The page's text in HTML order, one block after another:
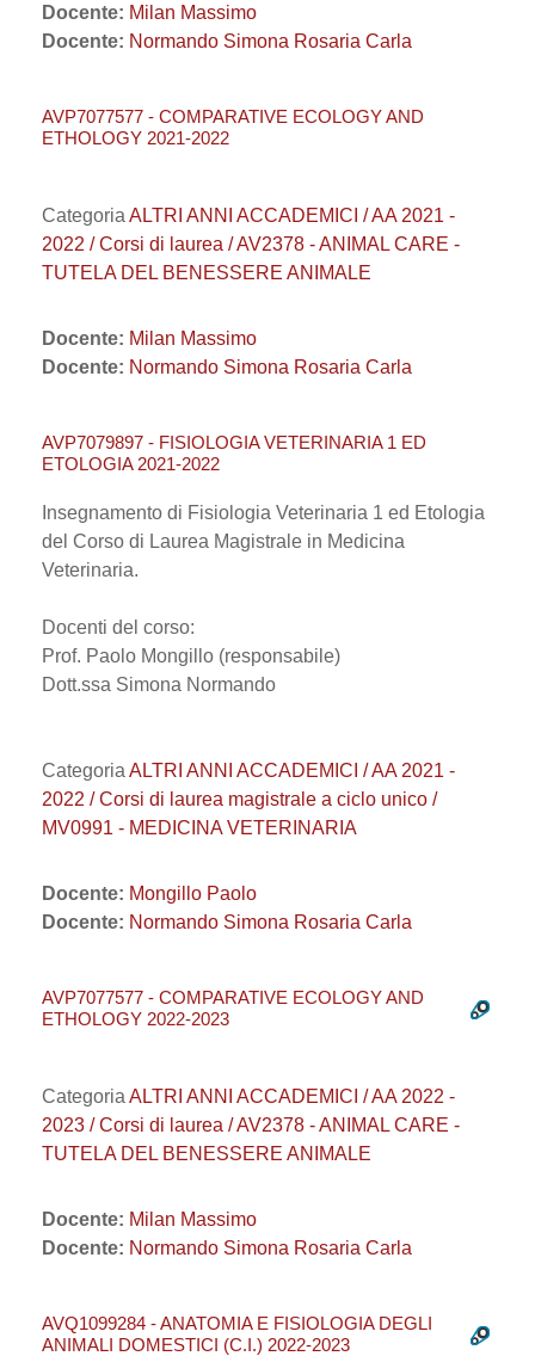
Docente: Milan Massimo
Docente: Normando Simona Rosaria Carla
AVP7077577 - COMPARATIVE ECOLOGY AND
ETHOLOGY 2021-2022
Categoria ALTRI ANNI ACCADEMICI / AA 2021 -
2022 / Corsi di laurea / AV2378 - ANIMAL CARE -
TUTELA DEL BENESSERE ANIMALE
Docente: Milan Massimo
Docente: Normando Simona Rosaria Carla
AVP7079897 - FISIOLOGIA VETERINARIA 1 ED
ETOLOGIA 2021-2022
Insegnamento di Fisiologia Veterinaria 1 ed Etologia
del Corso di Laurea Magistrale in Medicina
Veterinaria.
Docenti del corso:
Prof. Paolo Mongillo (responsabile)
Dott.ssa Simona Normando
Categoria ALTRI ANNI ACCADEMICI / AA 2021 -
2022 / Corsi di laurea magistrale a ciclo unico /
MV0991 - MEDICINA VETERINARIA
Docente: Mongillo Paolo
Docente: Normando Simona Rosaria Carla
AVP7077577 - COMPARATIVE ECOLOGY AND
ETHOLOGY 2022-2023
Categoria ALTRI ANNI ACCADEMICI / AA 2022 -
2023 / Corsi di laurea / AV2378 - ANIMAL CARE -
TUTELA DEL BENESSERE ANIMALE
Docente: Milan Massimo
Docente: Normando Simona Rosaria Carla
AVQ1099284 - ANATOMIA E FISIOLOGIA DEGLI
ANIMALI DOMESTICI (C.I.) 2022-2023